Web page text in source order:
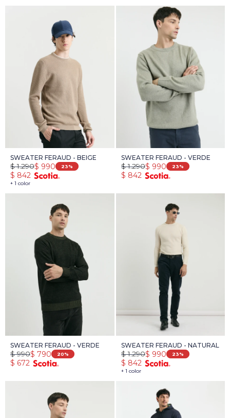
SWEATER FERAUD - BEIGE
+ 1 color
$ 990
$ 1.290 23
$ 842
SWEATER FERAUD - VERDE
$ 990
$ 1.290 23
$ 842
SWEATER FERAUD - VERDE
$ 790
$ 990 20
$ 672
SWEATER FERAUD - NATURAL
+ 1 color
$ 990
$ 1.290 23
$ 842